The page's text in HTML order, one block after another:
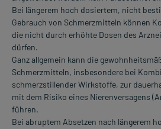
Bei längerem hoch dosiertem, nicht
Gebrauch von Schmerzmitteln können
die nicht durch erhöhte Dosen des
dürfen.
Ganz allgemein kann die
Schmerzmitteln, insbesondere bei
schmerzstillender Wirkstoffe, zur
mit dem Risiko eines Nierenversagens
führen.
Bei abruptem Absetzen nach längerem